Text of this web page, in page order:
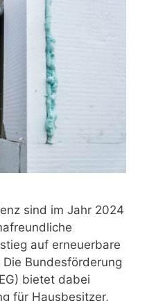
sind im Jahr 2024
auf erneuerbare
Bundesförderung
bietet dabei
für Hausbesitzer,